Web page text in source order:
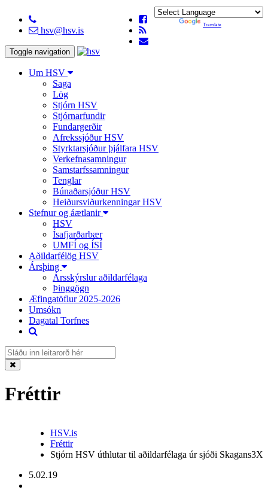
hsv@hsv.is
Translate
Toggle navigation
Um HSV
Saga
Lög
Stjórn HSV
Stjórnarfundir
Fundargerðir
Afrekssjóður HSV
Styrktarsjóður þjálfara HSV
Verkefnasamningur
Samstarfssamningur
Tenglar
Búnaðarsjóður HSV
Heiðursviðurkenningar HSV
Stefnur og áætlanir
HSV
Ísafjarðarbær
UMFÍ og ÍSÍ
Aðildarfélög HSV
Ársþing
Ársskýrslur aðildarfélaga
Þinggögn
Æfingatöflur 2025-2026
Umsókn
Dagatal Torfnes
Fréttir
HSV.is
Fréttir
Stjórn HSV úthlutar til aðildarfélaga úr sjóði Skagans3X
5.02.19